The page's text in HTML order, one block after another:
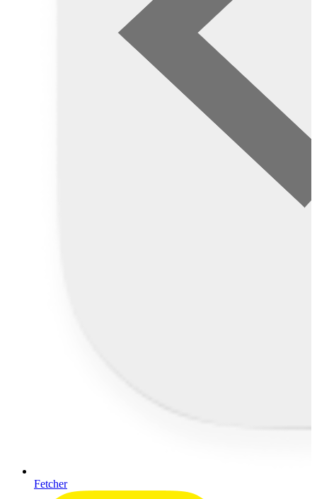
Fetcher